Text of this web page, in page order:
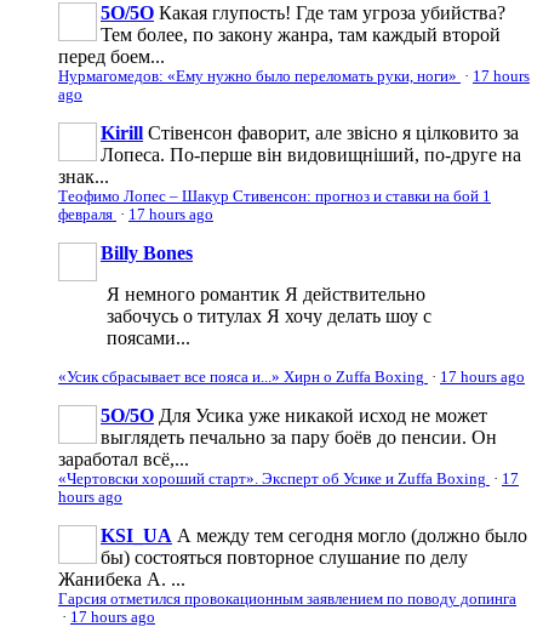
5O/5O Какая глупость! Где там угроза убийства?
Тем более, по закону жанра, там каждый второй
перед боем...
Нурмагомедов: «Ему нужно было переломать руки, ноги» · 17 hours
ago
Kirill Стівенсон фаворит, але звісно я цілковито за
Лопеса. По-перше він видовищніший, по-друге на
знак...
Теофимо Лопес – Шакур Стивенсон: прогноз и ставки на бой 1
февраля · 17 hours ago
Billy Bones
Я немного романтик Я действительно
забочусь о титулах Я хочу делать шоу с
поясами...
«Усик сбрасывает все пояса и...» Хирн о Zuffa Boxing · 17 hours ago
5O/5O Для Усика уже никакой исход не может
выглядеть печально за пару боёв до пенсии. Он
заработал всё,...
«Чертовски хороший старт». Эксперт об Усике и Zuffa Boxing · 17
hours ago
KSI_UA А между тем сегодня могло (должно было
бы) состояться повторное слушание по делу
Жанибека А. ...
Гарсия отметился провокационным заявлением по поводу допинга
· 17 hours ago